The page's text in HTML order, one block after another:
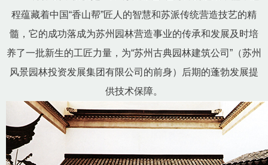
程蕴藏着中国“香山帮”匠人的智慧和苏派传统营造技艺的精
髓，它的成功落成为苏州园林营造事业的传承和发展及时培
养了一批新生的工匠力量，为“苏州古典园林建筑公司”（苏州
风景园林投资发展集团有限公司的前身）后期的蓬勃发展提
供技术保障。